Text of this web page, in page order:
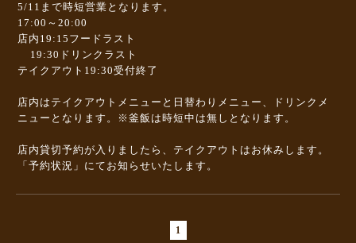
5/11まで時短営業となります。
17:00～20:00
店内19:15フードラスト
19:30ドリンクラスト
テイクアウト19:30受付終了
店内はテイクアウトメニューと日替わりメニュー、ドリンクメ
ニューとなります。※釜飯は時短中は無しとなります。
店内貸切予約が入りましたら、テイクアウトはお休みします。
「予約状況」にてお知らせいたします。
1